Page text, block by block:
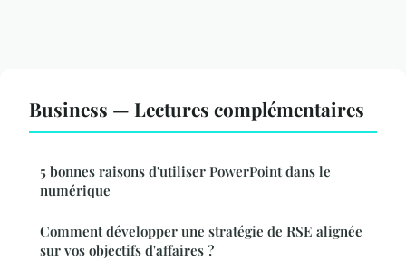
Business — Lectures complémentaires
5 bonnes raisons d'utiliser PowerPoint dans le
numérique
Comment développer une stratégie de RSE alignée
sur vos objectifs d'affaires ?